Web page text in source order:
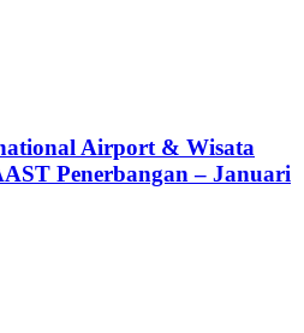
Airport & Wisata
Penerbangan – Januari